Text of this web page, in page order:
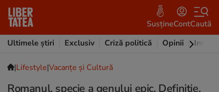
SusțineContCaută
Ultimele știri
Exclusiv Criză politică Opinii
|Lifestyle|Vacanțe și Cultură
Romanul, specie a genului epic. Definiție,